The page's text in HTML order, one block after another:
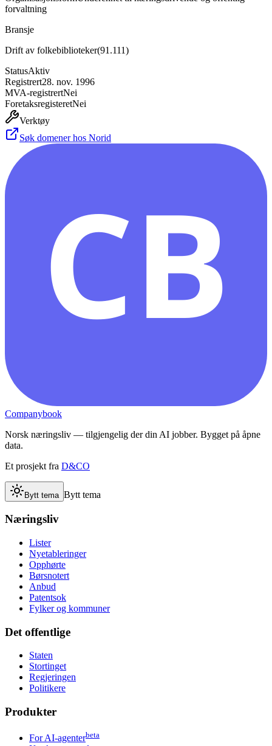
forvaltning
Bransje
Drift av folkebiblioteker(91.111)
StatusAktiv
Registrert28. nov. 1996
MVA-registrertNei
ForetaksregisteretNei
Verktøy
Søk domener hos Norid
CB
Companybook
Norsk næringsliv — tilgjengelig der din AI jobber. Bygget på åpne
data.
Et prosjekt fra D&CO
Bytt tema Bytt tema
Næringsliv
Lister
Nyetableringer
Opphørte
Børsnotert
Anbud
Patentsok
Fylker og kommuner
Det offentlige
Staten
Stortinget
Regjeringen
Politikere
Produkter
For AI-agenterbeta